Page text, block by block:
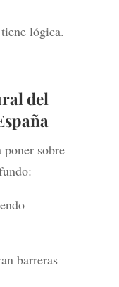
lógica.
del
sobre
barreras